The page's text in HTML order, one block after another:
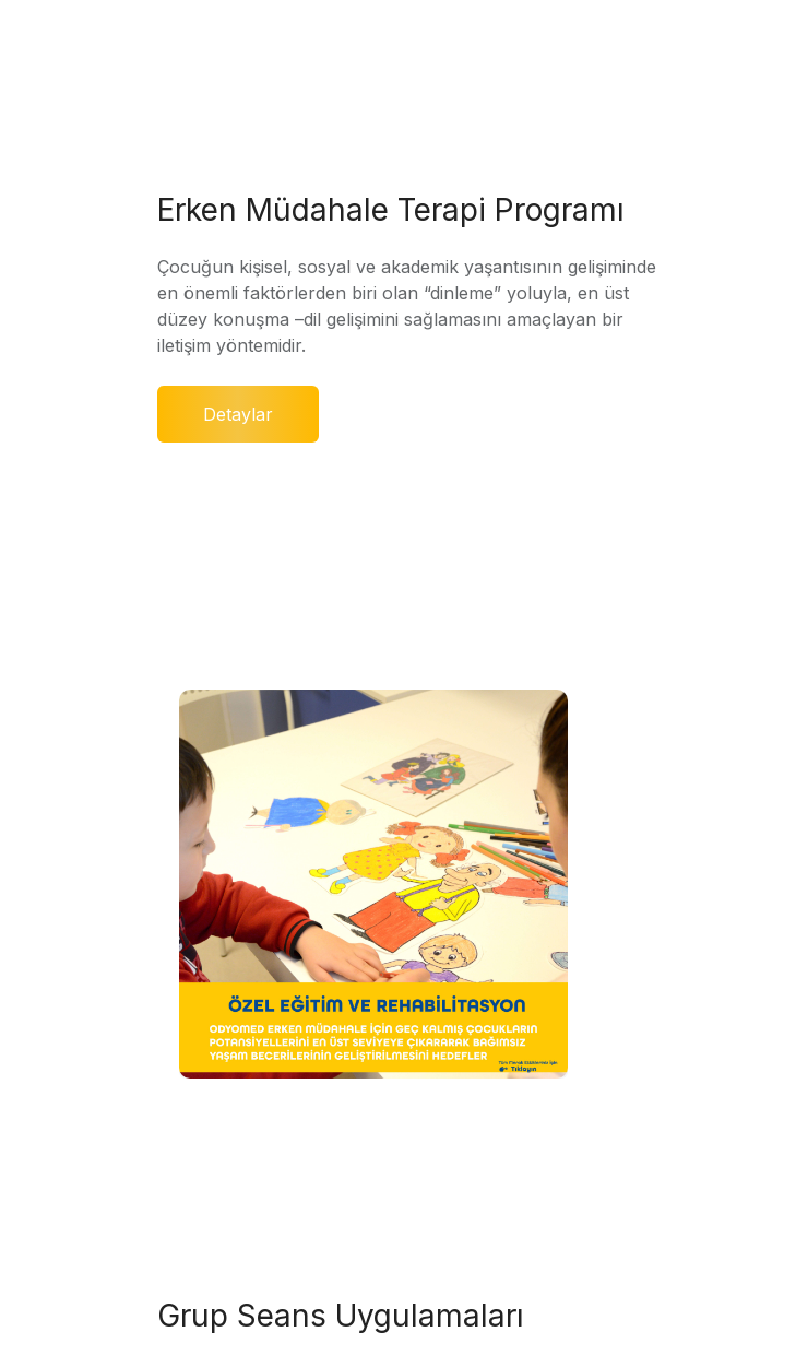
Erken Müdahale Terapi Programı
Çocuğun kişisel, sosyal ve akademik yaşantısının gelişiminde
en önemli faktörlerden biri olan “dinleme” yoluyla, en üst
düzey konuşma –dil gelişimini sağlamasını amaçlayan bir
iletişim yöntemidir.
Detaylar
Grup Seans Uygulamaları